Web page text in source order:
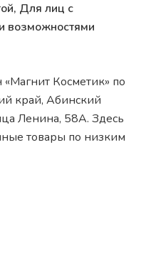
Для лиц с
возможностями
Косметик» по
край, Абинский
Ленина, 58А. Здесь
товары по низким